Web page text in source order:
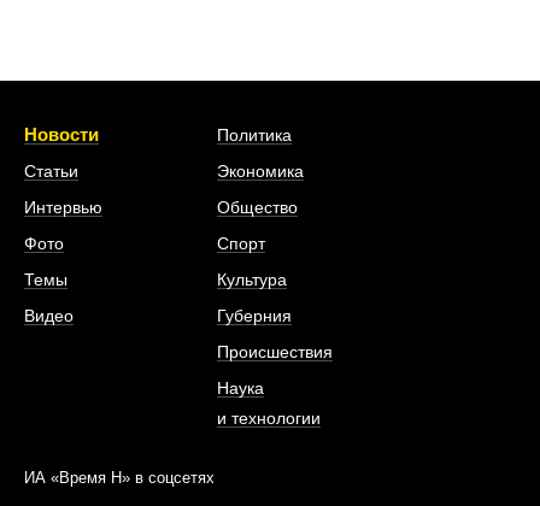
Новости
Статьи
Интервью
Фото
Темы
Видео
Политика
Экономика
Общество
Спорт
Культура
Губерния
Происшествия
Наука
и технологии
ИА «Время Н» в соцсетях